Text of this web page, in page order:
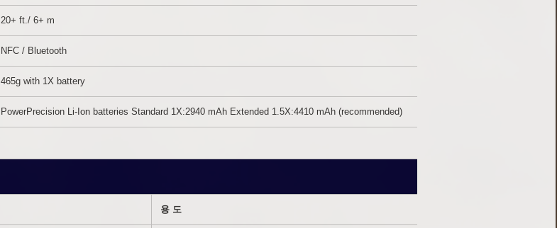
20+ ft./ 6+ m
NFC / Bluetooth
465g with 1X battery
PowerPrecision Li-Ion batteries Standard 1X:2940 mAh Extended 1.5X:4410 mAh (recommended)
용 도